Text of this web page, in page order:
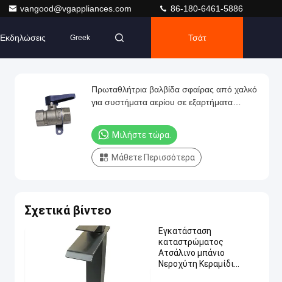
vangood@vgappliances.com 86-180-6461-5886
Εκδηλώσεις Greek Τσάτ
Πρωταθλήτρια βαλβίδα σφαίρας από χαλκό
για συστήματα αερίου σε εξαρτήματα
Μιλήστε τώρα.
Μάθετε Περισσότερα
Σχετικά βίντεο
Εγκατάσταση
καταστρώματος
Ατσάλινο μπάνιο
Νεροχύτη Κεραμίδι